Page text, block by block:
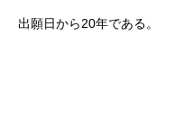
出願日から20年である。